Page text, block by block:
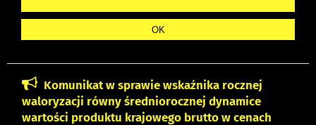
Komunikat w sprawie wskaźnika rocznej
waloryzacji równy średniorocznej dynamice
wartości produktu krajowego brutto w cenach